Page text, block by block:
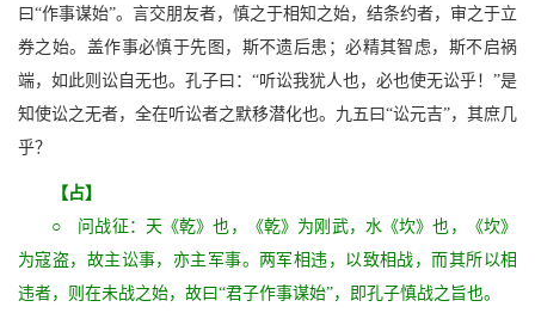
曰“作事谋始”。言交朋友者，慎之于相知之始，结条约者，审之于立
券之始。盖作事必慎于先图，斯不遗后患；必精其智虑，斯不启祸
端，如此则讼自无也。孔子曰：“听讼我犹人也，必也使无讼乎！”是
知使讼之无者，全在听讼者之默移潜化也。九五曰“讼元吉”，其庶几
乎？
【占】
○ 问战征：天《乾》也，《乾》为刚武，水《坎》也，《坎》
为寇盗，故主讼事，亦主军事。两军相违，以致相战，而其所以相
违者，则在未战之始，故曰“君子作事谋始”，即孔子慎战之旨也。